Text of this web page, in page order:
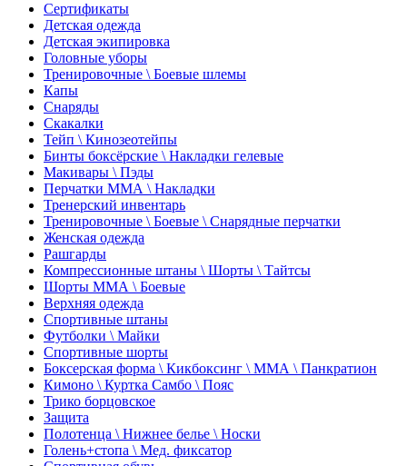
Сертификаты
Детская одежда
Детская экипировка
Головные уборы
Тренировочные \ Боевые шлемы
Капы
Снаряды
Скакалки
Тейп \ Кинозеотейпы
Бинты боксёрские \ Накладки гелевые
Макивары \ Пэды
Перчатки ММА \ Накладки
Тренерский инвентарь
Тренировочные \ Боевые \ Снарядные перчатки
Женская одежда
Рашгарды
Компрессионные штаны \ Шорты \ Тайтсы
Шорты ММА \ Боевые
Верхняя одежда
Спортивные штаны
Футболки \ Майки
Спортивные шорты
Боксерская форма \ Кикбоксинг \ ММА \ Панкратион
Кимоно \ Куртка Самбо \ Пояс
Трико борцовское
Защита
Полотенца \ Нижнее белье \ Носки
Голень+стопа \ Мед. фиксатор